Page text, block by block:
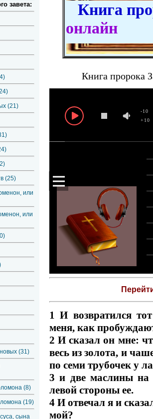
завета:
(21)
(25)
или
или
(31)
(8)
(19)
сына
Книга
онлайн
Книга пророка
+10
-10
1 И возвратился
меня, как
2 И сказал он мне:
весь из золота, и
по семи трубочек у
3 и две маслины на
левой стороны ее.
4 И отвечал я и
мой?